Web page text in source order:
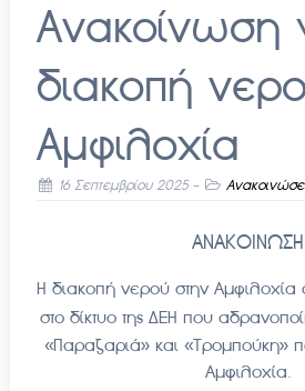
Ανακοίνωση
διακοπή
Αμφιλοχία
16 Σεπτεμβρίου 2025-
ΑΝΑΚΟΙΝΩΣΗ
Η διακοπή νερού στην Αμφιλοχία
στο δίκτυο της ΔΕΗ που
«Παραζαριά» και «Τρομπούκη»
Αμφιλοχία.